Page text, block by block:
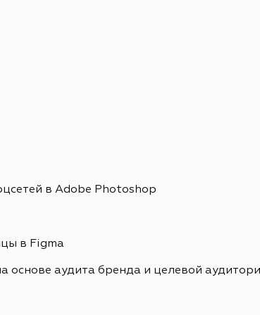
в Adobe Photoshop
в Figma
аудита бренда и целевой